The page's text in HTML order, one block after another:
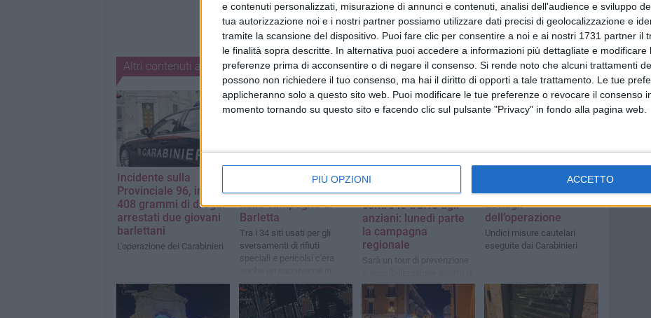
e contenuti personalizzati, misurazione di annunci e contenuti, analisi dell'audience e sviluppo
tua autorizzazione noi e i nostri partner possiamo utilizzare dati precisi di geolocalizzazione e
tramite la scansione del dispositivo. Puoi fare clic per consentire a noi e ai nostri 1731 partner il
le finalità sopra descritte. In alternativa puoi accedere a informazioni più dettagliate e modificare
preferenze prima di acconsentire o di negare il consenso. Si rende noto che alcuni trattamenti
possono non richiedere il tuo consenso, ma hai il diritto di opporti a tale trattamento. Le tue
applicheranno solo a questo sito web. Puoi modificare le tue preferenze o revocare il consenso
momento tornando su questo sito e facendo clic sul pulsante "Privacy" in fondo alla pagina web.
PIÙ OPZIONI ACCETTO
Altri contenuti a tema
Incidente sulla
Provinciale 96, in auto
408 grammi di droga:
arrestati due giovani
barlettani
L'operazione dei Carabinieri
Dalla Campania i
rifiuti finivano anche
nelle campagne di
Barletta
Tra i 34 siti usati per gli
sversamenti di rifiuti
speciali e pericolsi c'era
disuso nelle campagne
della città
LA CITTÀ
Uil Pensionati e Inps
contro le truffe agli
anziani: lunedì parte
la campagna
regionale
Sarà un tour di prevenzione
truffe e i raggiri agli anziani
Arresti per rissa a
piazza Marina, i
dettagli
dell’operazione
Undici misure cautelari
eseguite dai Carabinieri